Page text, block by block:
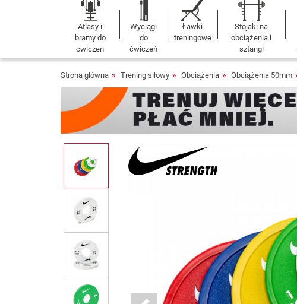
Atlasy i
bramy do
ćwiczeń
Wyciągi
do
ćwiczeń
Ławki
treningowe
Stojaki na
obciążenia i
sztangi
Strona główna Trening siłowy Obciążenia Obciążenia 50mm